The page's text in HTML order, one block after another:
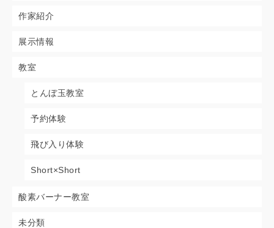
作家紹介
展示情報
教室
とんぼ玉教室
予約体験
飛び入り体験
Short×Short
酸素バーナー教室
未分類